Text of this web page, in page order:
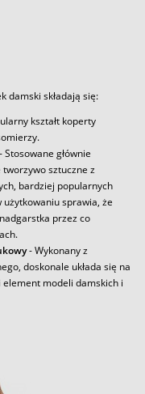
damski składają się:
kształt koperty
- Stosowane głównie
tworzywo sztuczne z
bardziej popularnych
użytkowaniu sprawia, że
przez co
- Wykonany z
doskonale układa się na
modeli damskich i